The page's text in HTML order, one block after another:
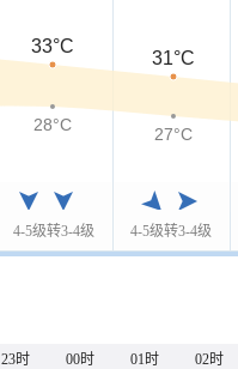
4-5级转3-4级 4-5级转3-4级
33°C
31°C
28°C 27°C
23时 00时 01时 02时